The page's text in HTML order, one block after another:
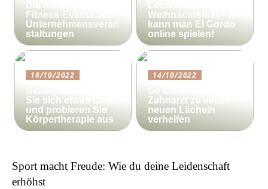
Fitness-Events bei
Unternehmensveran
staltungen
Weihnachtsfest – so
kann man El Gordo
online spielen!
18/10/2022
Sie sich etwas Gutes
und probieren Sie
Körpertherapie aus
14/10/2022
Zahnarzt zu einem
neuen Lächeln
verhelfen
Sport macht Freude: Wie du deine Leidenschaft
erhöhst